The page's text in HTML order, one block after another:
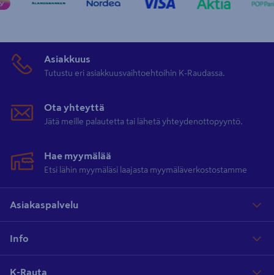
Asiakkuus
Tutustu eri asiakkuusvaihtoehtoihin K-Raudassa.
Ota yhteyttä
Jätä meille palautetta tai lähetä yhteydenottopyyntö.
Hae myymälää
Etsi lähin myymäläsi laajasta myymäläverkostostamme
Asiakaspalvelu
Info
K-Rauta